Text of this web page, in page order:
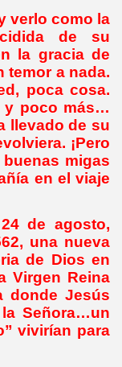
verlo como la
de su
la gracia de
temor a nada.
poca cosa.
y poco más…
llevado de su
¡Pero
migas
en el viaje
de agosto,
una nueva
de Dios en
Virgen Reina
donde Jesús
Señora…un
vivirían para